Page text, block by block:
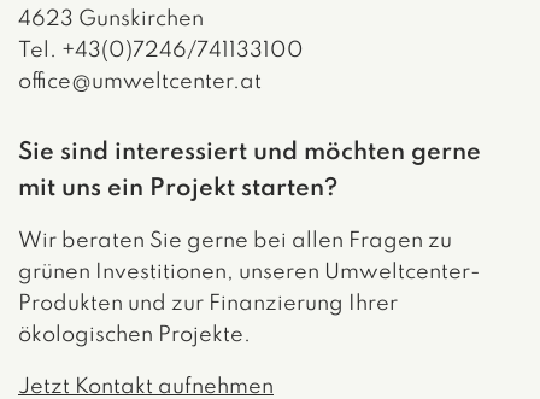
4623 Gunskirchen
Tel. +43(0)7246/741133100
office@umweltcenter.at
Sie sind interessiert und möchten gerne
mit uns ein Projekt starten?
Wir beraten Sie gerne bei allen Fragen zu
grünen Investitionen, unseren Umweltcenter-
Produkten und zur Finanzierung Ihrer
ökologischen Projekte.
Jetzt Kontakt aufnehmen